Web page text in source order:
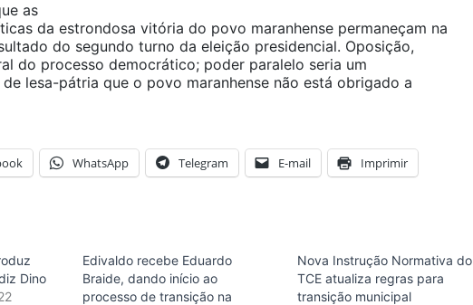
as
da estrondosa vitória do povo maranhense permaneçam na
do segundo turno da eleição presidencial. Oposição,
do processo democrático; poder paralelo seria um
lesa-pátria que o povo maranhense não está obrigado a
WhatsApp Telegram E-mail Imprimir
Dino
Edivaldo recebe Eduardo
Braide, dando início ao
processo de transição na
Nova Instrução Normativa do
TCE atualiza regras para
transição municipal